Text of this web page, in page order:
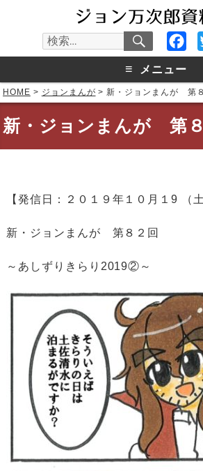
検
索:
検
索
≡ メニュー
HOME > ジョンまんが >新・ジョンまんが 第
新・ジョンまんが 第
【発信日：２０１９年１０月１9 （
新・ジョンまんが 第８２回
～あしずりきらり2019②～